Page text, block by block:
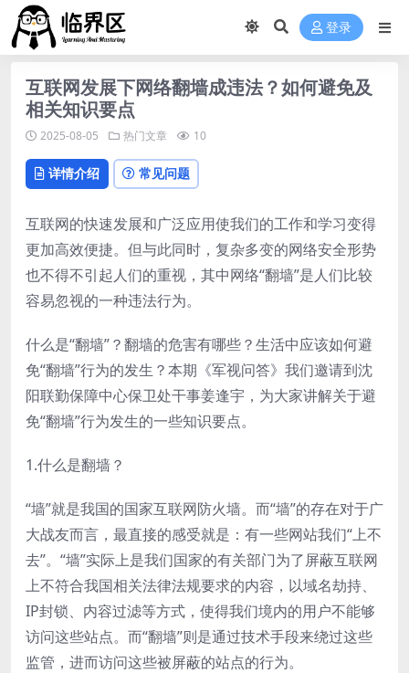
登录
互联网发展下网络翻墙成违法？如何避免及
相关知识要点
2025-08-05 热门文章 10
详情介绍 常见问题
互联网的快速发展和广泛应用使我们的工作和学习变得
更加高效便捷。但与此同时，复杂多变的网络安全形势
也不得不引起人们的重视，其中网络“翻墙”是人们比较
容易忽视的一种违法行为。
什么是“翻墙”？翻墙的危害有哪些？生活中应该如何避
免“翻墙”行为的发生？本期《军视问答》我们邀请到沈
阳联勤保障中心保卫处干事姜逢宇，为大家讲解关于避
免“翻墙”行为发生的一些知识要点。
1.什么是翻墙？
“墙”就是我国的国家互联网防火墙。而“墙”的存在对于广
大战友而言，最直接的感受就是：有一些网站我们“上不
去”。“墙”实际上是我们国家的有关部门为了屏蔽互联网
上不符合我国相关法律法规要求的内容，以域名劫持、
IP封锁、内容过滤等方式，使得我们境内的用户不能够
访问这些站点。而“翻墙”则是通过技术手段来绕过这些
监管，进而访问这些被屏蔽的站点的行为。